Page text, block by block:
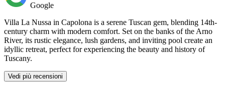
Google
Villa La Nussa in Capolona is a serene Tuscan gem, blending 14th-
century charm with modern comfort. Set on the banks of the Arno
River, its rustic elegance, lush gardens, and inviting pool create an
idyllic retreat, perfect for experiencing the beauty and history of
Tuscany.
Vedi più recensioni